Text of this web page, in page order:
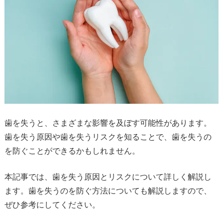
歯を失うと、さまざまな影響を及ぼす可能性があります。
歯を失う原因や歯を失うリスクを知ることで、歯を失うの
を防ぐことができるかもしれません。
本記事では、歯を失う原因とリスクについて詳しく解説し
ます。歯を失うのを防ぐ方法についても解説しますので、
ぜひ参考にしてください。